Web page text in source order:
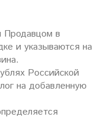
Продавцом в
и указываются на
Российской
на добавленную